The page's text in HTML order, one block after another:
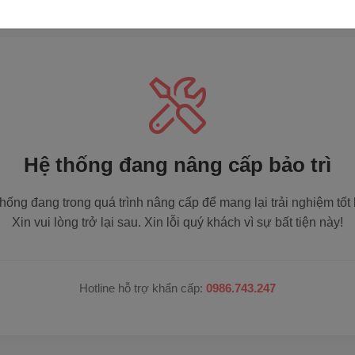
Hệ thống đang nâng cấp bảo trì
đang trong quá trình nâng cấp để mang lại trải nghiệm tốt
Xin vui lòng trở lại sau. Xin lỗi quý khách vì sự bất tiện này!
Hotline hỗ trợ khẩn cấp: 0986.743.247